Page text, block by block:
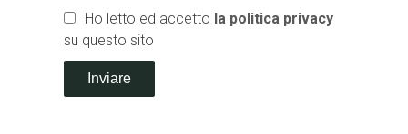
Ho letto ed accetto la politica privacy
su questo sito
Inviare